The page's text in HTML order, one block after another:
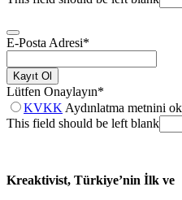
E-Posta Adresi*
Kayıt Ol
Lütfen Onaylayın*
KVKK Aydınlatma metnini
This field should be left blank
Kreaktivist, Türkiye’nin İlk ve